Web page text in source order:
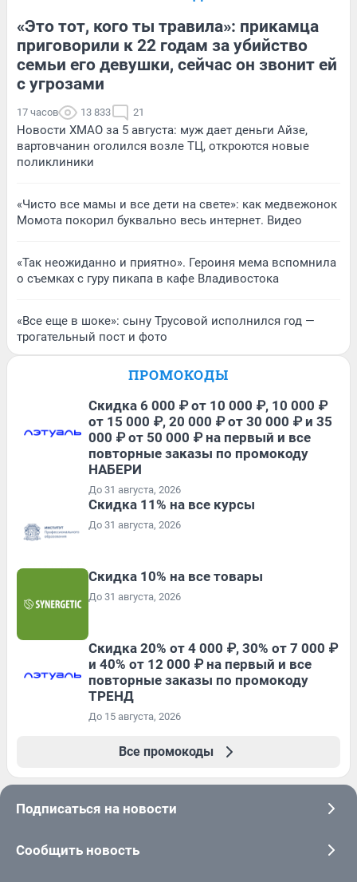
«Это тот, кого ты травила»: прикамца
приговорили к 22 годам за убийство
семьи его девушки, сейчас он звонит ей
с угрозами
17 часов 13 833 21
Новости ХМАО за 5 августа: муж дает деньги Айзе,
вартовчанин оголился возле ТЦ, откроются новые
поликлиники
«Чисто все мамы и все дети на свете»: как медвежонок
Момота покорил буквально весь интернет. Видео
«Так неожиданно и приятно». Героиня мема вспомнила
о съемках с гуру пикапа в кафе Владивостока
«Все еще в шоке»: сыну Трусовой исполнился год —
трогательный пост и фото
ПРОМОКОДЫ
Скидка 6 000 ₽ от 10 000 ₽, 10 000 ₽
от 15 000 ₽, 20 000 ₽ от 30 000 ₽ и 35
000 ₽ от 50 000 ₽ на первый и все
повторные заказы по промокоду
НАБЕРИ
До 31 августа, 2026
Скидка 11% на все курсы
До 31 августа, 2026
Скидка 10% на все товары
До 31 августа, 2026
Скидка 20% от 4 000 ₽, 30% от 7 000 ₽
и 40% от 12 000 ₽ на первый и все
повторные заказы по промокоду
ТРЕНД
До 15 августа, 2026
Все промокоды
Подписаться на новости
Сообщить новость